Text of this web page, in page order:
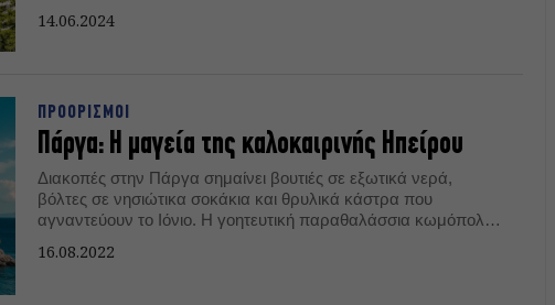
14.06.2024
ΠΡΟΟΡΙΣΜΟΙ
Πάργα: Η μαγεία της καλοκαιρινής Ηπείρου
Διακοπές στην Πάργα σημαίνει βουτιές σε εξωτικά νερά,
βόλτες σε νησιώτικα σοκάκια και θρυλικά κάστρα που
αγναντεύουν το Ιόνιο. Η γοητευτική παραθαλάσσια κωμόπολη
16.08.2022